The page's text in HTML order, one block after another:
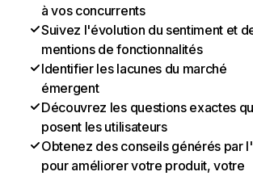
à vos concurrents
Suivez l'évolution du sentiment et
mentions de fonctionnalités
Identifier les lacunes du marché
émergent
Découvrez les questions exactes
posent les utilisateurs
Obtenez des conseils générés par
pour améliorer votre produit, votre